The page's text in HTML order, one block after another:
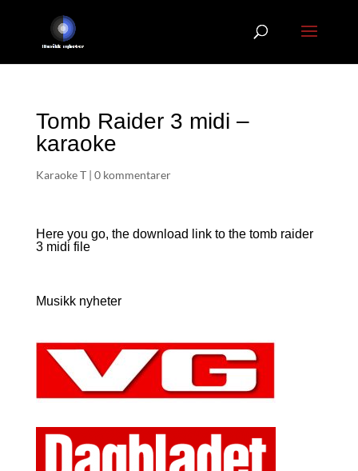
Tomb Raider 3 midi –
karaoke
Karaoke T| 0 kommentarer
Here you go, the download link to the tomb raider
3 midi file
Musikk nyheter